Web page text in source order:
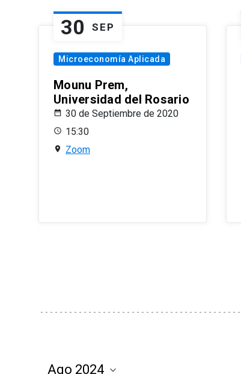
30 SEP
Microeconomía Aplicada
Mounu Prem,
Universidad del Rosario
30 de Septiembre de 2020
15:30
Zoom